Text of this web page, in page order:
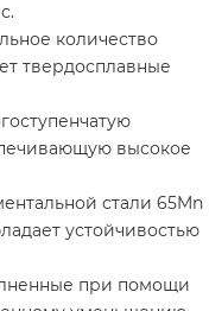
количество
твердосплавные
высокое
стали 65Mn
устойчивостью
при помощи